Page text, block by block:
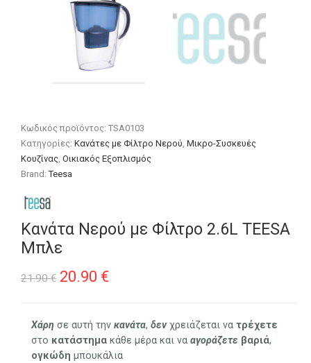
Κωδικός προϊόντος:TSA0103
Κατηγορίες:Κανάτες με Φίλτρο Νερού,Μικρο-Συσκευές
Κουζίνας,Οικιακός Εξοπλισμός
Brand:Teesa
Κανάτα Νερού με Φίλτρο 2.6L TEESA
Μπλε
21.90€ Original
was:
21.90 €.
20.90 €Η
τιμή
είναι:
Χάρη σε αυτή τηνκανάτα,δεν χρειάζεται νατρέχετε
στο κατάστημα κάθε μέρα και νααγοράζετε βαριά,
ογκώδη μπουκάλια